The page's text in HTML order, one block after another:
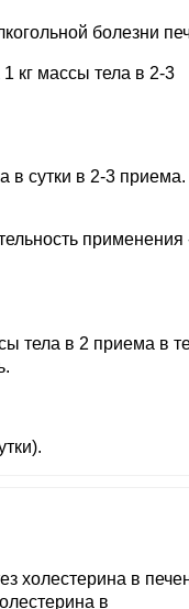
болезни
кг массы тела в 2-3
в сутки в 2-3 приема.
применения
тела в 2 приема в
холестерина в
в